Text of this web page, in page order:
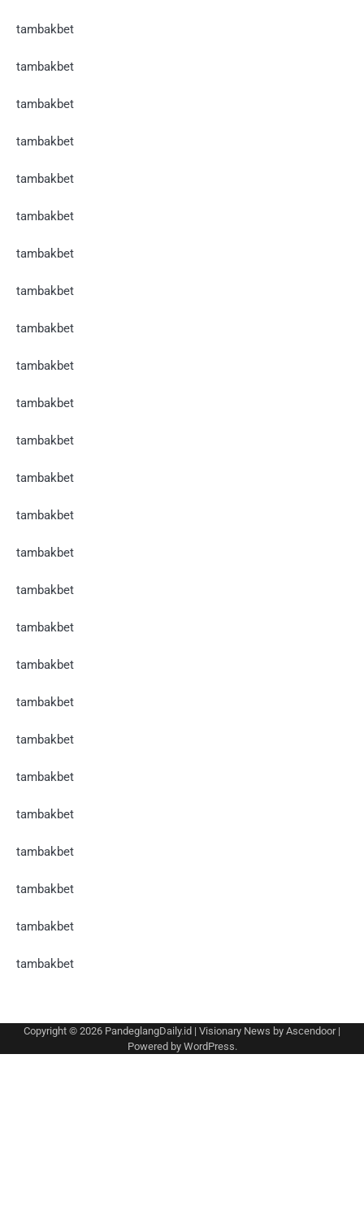
tambakbet
tambakbet
tambakbet
tambakbet
tambakbet
tambakbet
tambakbet
tambakbet
tambakbet
tambakbet
tambakbet
tambakbet
tambakbet
tambakbet
tambakbet
tambakbet
tambakbet
tambakbet
tambakbet
tambakbet
tambakbet
tambakbet
tambakbet
tambakbet
tambakbet
tambakbet
Copyright © 2026 PandeglangDaily.id | Visionary News by Ascendoor|
Powered by WordPress.